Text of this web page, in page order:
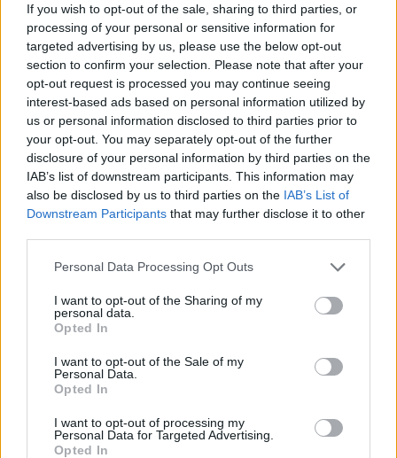
If you wish to opt-out of the sale, sharing to third parties, or
processing of your personal or sensitive information for
targeted advertising by us, please use the below opt-out
section to confirm your selection. Please note that after your
opt-out request is processed you may continue seeing
interest-based ads based on personal information utilized by
us or personal information disclosed to third parties prior to
your opt-out. You may separately opt-out of the further
disclosure of your personal information by third parties on the
IAB’s list of downstream participants. This information may
also be disclosed by us to third parties on the IAB’s List of
Downstream Participants that may further disclose it to other
Personal Data Processing Opt Outs
I want to opt-out of the Sharing of my
personal data.
Opted In
I want to opt-out of the Sale of my
Personal Data.
Opted In
I want to opt-out of processing my
Personal Data for Targeted Advertising.
Opted In
események alakították a kereskedés irányát, a
BUX nap végére több, mint 2 százalékot esett,
amivel a magyar tőzsde a törökkel együtt
alulteljesítő volt a régióban.
2015. június 08. 17:05 Megosztás Ütötték a hazai
papírokat Egész nap rossz hangulatban telt a kereskedés
Európában, a hétvégén sem született megállapodás a
görög adósságrendezéssel kapcsolatban, főleg emiatt
aggódtak a befektetők, de a hétvégi...
KEDVES OLVASÓNK!
A keresett cikk a portfolio.hu hírarchívumához
tartozik, melynek olvasása előfizetéses
Az előfizetés a következőket tartalmazza:
Kötéslisták: BÉT elmúlt 2 év napon belüli
kötéslistái